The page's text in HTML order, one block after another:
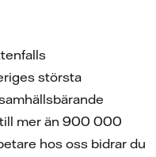
största
mer än 900 000
hos oss bidrar du